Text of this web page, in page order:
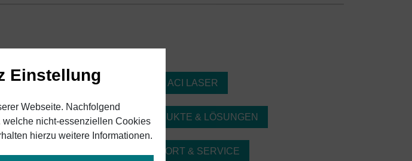
Thüringen zählt!
sind wir
ÜBER ACI LASER
PRODUKTE & LÖSUNGEN
SUPPORT & SERVICE
Einstellung
Webseite. Nachfolgend
nicht-essenziellen Cookies
hierzu weitere Informationen.